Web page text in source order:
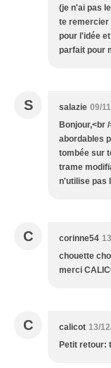
(je n'ai pas
te remercier
pour l'idée
parfait pour
S salazie 09/
Bonjour,<br
abordables
tombée sur
trame
n'utilise pas
C corinne54
chouette
merci
C calicot 13/
Petit retour: